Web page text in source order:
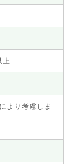
上
より考慮しま